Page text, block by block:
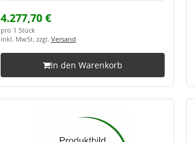
4.277,70 €
pro 1 Stück
inkl. MwSt. zzgl. Versand
In den Warenkorb